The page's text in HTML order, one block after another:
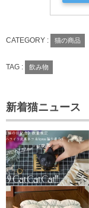
CATEGORY : 猫の商品
TAG : 飲み物
新着猫ニュース